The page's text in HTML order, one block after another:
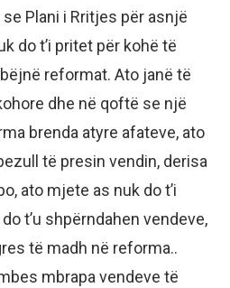
Plani i Rritjes për asnjë
do t’i pritet për kohë të
reformat. Ato janë të
dhe në qoftë se një
brenda atyre afateve, ato
të presin vendin, derisa
ato mjete as nuk do t’i
t’u shpërndahen vendeve,
të madh në reforma..
mbrapa vendeve të